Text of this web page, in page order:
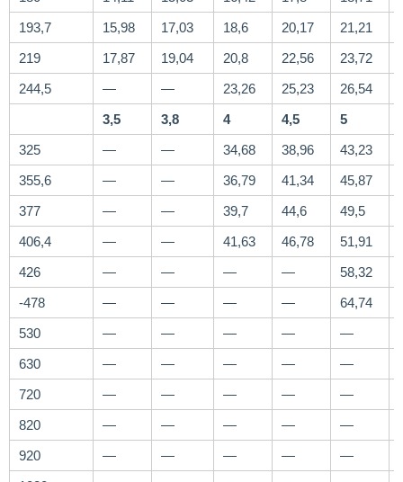
193,7
15,98 17,03 18,6 20,17 21,21
219
17,87 19,04 20,8 22,56 23,72
244,5
— — 23,26 25,23 26,54
3,5
3,8 4 4,5 5
325
— — 34,68 38,96 43,23
355,6
— — 36,79 41,34 45,87
377
— — 39,7 44,6 49,5
406,4
— — 41,63 46,78 51,91
426
— — — — 58,32
-478
— — — — 64,74
530
— — — — —
630
— — — — —
720
— — — — —
820
— — — — —
920
— — — — —